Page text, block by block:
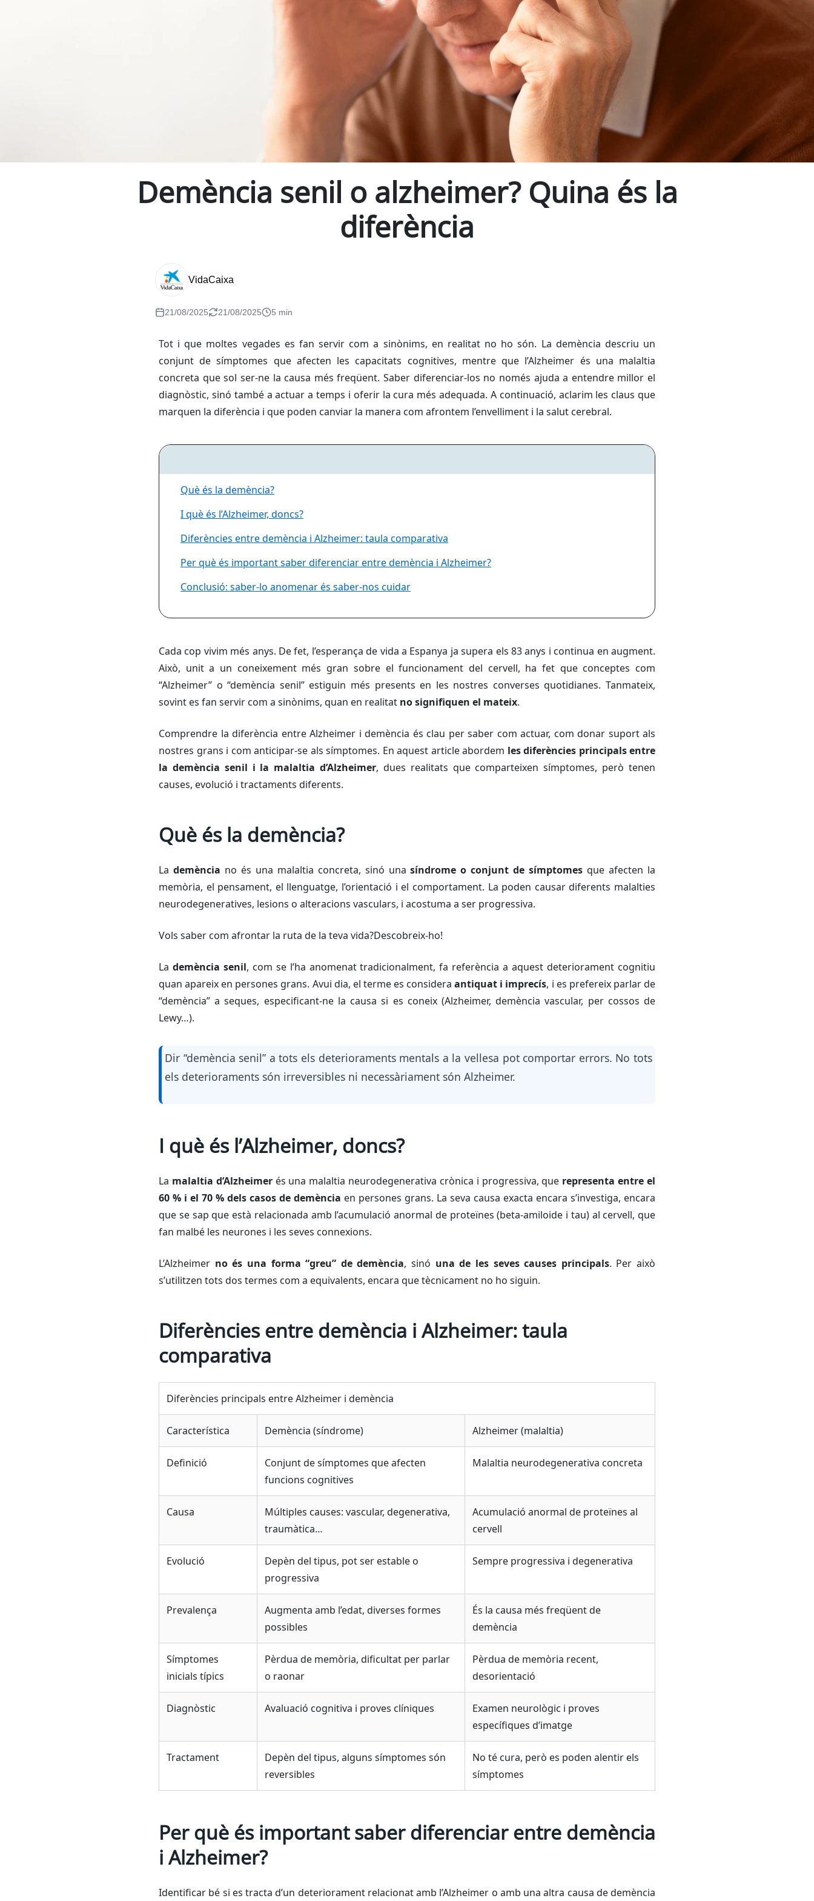
Demència senil o alzheimer? Quina és la
diferència
VidaCaixa
21/08/2025 21/08/2025 5 min
Tot i que moltes vegades es fan servir com a sinònims, en realitat no ho són. La demència descriu un
conjunt de símptomes que afecten les capacitats cognitives, mentre que l’Alzheimer és una malaltia
concreta que sol ser-ne la causa més freqüent. Saber diferenciar-los no només ajuda a entendre millor el
diagnòstic, sinó també a actuar a temps i oferir la cura més adequada. A continuació, aclarim les claus que
marquen la diferència i que poden canviar la manera com afrontem l’envelliment i la salut cerebral.
Què és la demència?
I què és l’Alzheimer, doncs?
Diferències entre demència i Alzheimer: taula comparativa
Per què és important saber diferenciar entre demència i Alzheimer?
Conclusió: saber-lo anomenar és saber-nos cuidar
Cada cop vivim més anys. De fet, l’esperança de vida a Espanya ja supera els 83 anys i continua en augment.
Això, unit a un coneixement més gran sobre el funcionament del cervell, ha fet que conceptes com
“Alzheimer” o “demència senil” estiguin més presents en les nostres converses quotidianes. Tanmateix,
sovint es fan servir com a sinònims, quan en realitat no signifiquen el mateix.
Comprendre la diferència entre Alzheimer i demència és clau per saber com actuar, com donar suport als
nostres grans i com anticipar-se als símptomes. En aquest article abordem les diferències principals entre
la demència senil i la malaltia d’Alzheimer, dues realitats que comparteixen símptomes, però tenen
causes, evolució i tractaments diferents.
Què és la demència?
La demència no és una malaltia concreta, sinó unasíndrome o conjunt de símptomes que afecten la
memòria, el pensament, el llenguatge, l’orientació i el comportament. La poden causar diferents malalties
neurodegeneratives, lesions o alteracions vasculars, i acostuma a ser progressiva.
Vols saber com afrontar la ruta de la teva vida?Descobreix-ho!
La demència senil, com se l’ha anomenat tradicionalment, fa referència a aquest deteriorament cognitiu
quan apareix en persones grans. Avui dia, el terme es consideraantiquat i imprecís, i es prefereix parlar de
“demència” a seques, especificant-ne la causa si es coneix (Alzheimer, demència vascular, per cossos de
Lewy…).
Dir “demència senil” a tots els deterioraments mentals a la vellesa pot comportar errors. No tots
els deterioraments són irreversibles ni necessàriament són Alzheimer.
I què és l’Alzheimer, doncs?
La malaltia d’Alzheimerés una malaltia neurodegenerativa crònica i progressiva, que representa entre el
60 % i el 70 % dels casos de demència en persones grans. La seva causa exacta encara s’investiga, encara
que se sap que està relacionada amb l’acumulació anormal de proteïnes (beta-amiloide i tau) al cervell, que
fan malbé les neurones i les seves connexions.
L’Alzheimer no és una forma “greu” de demència, sinó una de les seves causes principals. Per això
s’utilitzen tots dos termes com a equivalents, encara que tècnicament no ho siguin.
Diferències entre demència i Alzheimer: taula
comparativa
Diferències principals entre Alzheimer i demència
Característica Demència (síndrome) Alzheimer (malaltia)
Definició
Conjunt de símptomes que afecten
funcions cognitives
Malaltia neurodegenerativa concreta
Causa
Múltiples causes: vascular, degenerativa,
traumàtica…
Acumulació anormal de proteïnes al
cervell
Evolució
Depèn del tipus, pot ser estable o
progressiva
Sempre progressiva i degenerativa
Prevalença
Augmenta amb l’edat, diverses formes
possibles
És la causa més freqüent de
demència
Símptomes
inicials típics
Pèrdua de memòria, dificultat per parlar
o raonar
Pèrdua de memòria recent,
desorientació
Diagnòstic Avaluació cognitiva i proves clíniques
Examen neurològic i proves
específiques d’imatge
Tractament
Depèn del tipus, alguns símptomes són
reversibles
No té cura, però es poden alentir els
símptomes
Per què és important saber diferenciar entre demència
i Alzheimer?
Identificar bé si es tracta d’un deteriorament relacionat amb l’Alzheimer o amb una altra causa de demència